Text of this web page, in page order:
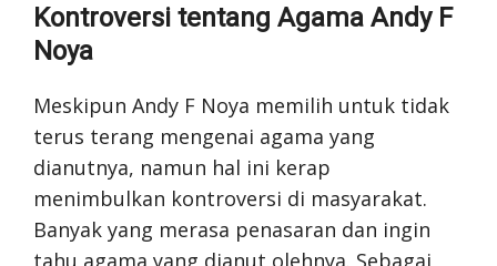
Kontroversi tentang Agama Andy F
Noya
Meskipun Andy F Noya memilih untuk tidak
terus terang mengenai agama yang
dianutnya, namun hal ini kerap
menimbulkan kontroversi di masyarakat.
Banyak yang merasa penasaran dan ingin
tahu agama yang dianut olehnya. Sebagai